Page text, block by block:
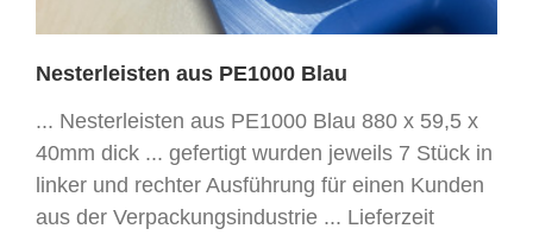
Nesterleisten aus PE1000 Blau
... Nesterleisten aus PE1000 Blau 880 x 59,5 x
40mm dick ... gefertigt wurden jeweils 7 Stück in
linker und rechter Ausführung für einen Kunden
aus der Verpackungsindustrie ... Lieferzeit